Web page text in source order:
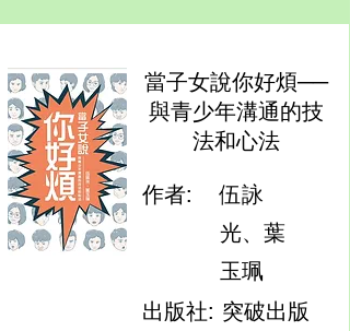
當子女說你好煩──
與青少年溝通的技
法和心法
作者:
伍詠
光、葉
玉珮
出版社: 突破出版